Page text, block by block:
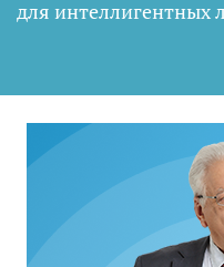
для интеллигентных